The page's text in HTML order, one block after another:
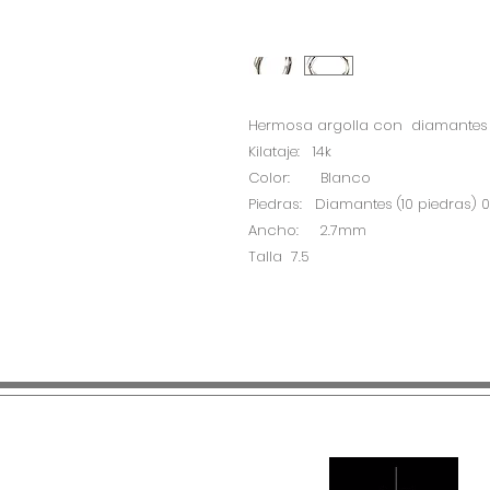
Hermosa argolla con diamantes
Kilataje: 14k
Color: Blanco
Piedras: Diamantes (10 piedras)
Ancho: 2.7mm
Talla 7.5